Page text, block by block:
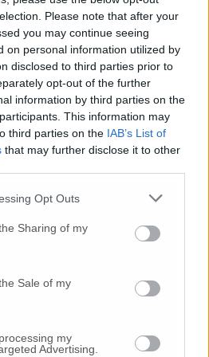
Please note that after your
you may continue seeing
on personal information utilized by
disclosed to third parties prior to
opt-out of the further
information by third parties on the
This information may
third parties on the IAB’s List of
that may further disclose it to other
Opt Outs
Sharing of my
Sale of my
my
Advertising.
alla home
l'articolo